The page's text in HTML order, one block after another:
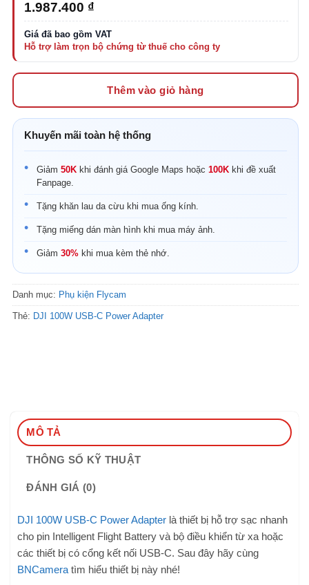
1.987.400 ₫
Thêm vào giỏ hàng
Khuyến mãi toàn hệ thống
Giảm 50K khi đánh giá Google Maps hoặc 100K khi đề xuất
Fanpage.
Tặng khăn lau da cừu khi mua ống kính.
Tặng miếng dán màn hình khi mua máy ảnh.
Giảm 30% khi mua kèm thẻ nhớ.
Danh mục: Phụ kiện Flycam
Thẻ: DJI 100W USB-C Power Adapter
MÔ TẢ
THÔNG SỐ KỸ THUẬT
ĐÁNH GIÁ (0)
DJI 100W USB-C Power Adapter là thiết bị hỗ trợ sạc nhanh
cho pin Intelligent Flight Battery và bộ điều khiển từ xa hoặc
các thiết bị có cổng kết nối USB-C. Sau đây hãy cùng
BNCamera tìm hiểu thiết bị này nhé!